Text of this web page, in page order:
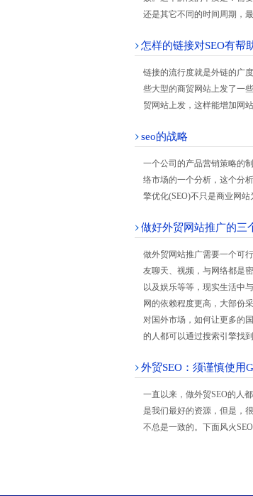
还是其它不同的时间周期，
怎样的链接对SEO有帮
链接的流行度就是外链的广
些大型的商贸网站上发了一
贸网站上发，这样能增加网
seo的战略
一个公司的产品营销策略的
络市场的一个分析，这个分
擎优化(SEO)不只是商业网
做好外贸网站推广的三
做外贸网站推广需要一个可
友聊天、视频，与网络都是
以及娱乐等等，现实生活中
网的依赖程度更高，大部份
对国外市场，如何让更多的
的人都可以通过搜索引擎找到
外贸SEO：须谨慎使用
一直以来，做外贸SEO的人
是我们最好的资源，但是，
不总是一致的。下面风火